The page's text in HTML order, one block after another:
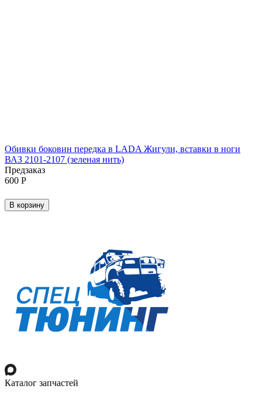
Обивки боковин передка в LADA Жигули, вставки в ноги
ВАЗ 2101-2107 (зеленая нить)
Предзаказ
‍600‍ Р
В корзину
Каталог запчастей